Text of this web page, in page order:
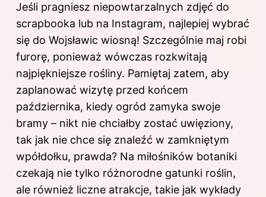
Jeśli pragniesz niepowtarzalnych zdjęć do
scrapbooka lub na Instagram, najlepiej wybrać
się do Wojsławic wiosną! Szczególnie maj robi
furorę, ponieważ wówczas rozkwitają
najpiękniejsze rośliny. Pamiętaj zatem, aby
zaplanować wizytę przed końcem
października, kiedy ogród zamyka swoje
bramy – nikt nie chciałby zostać uwięziony,
tak jak nie chce się znaleźć w zamkniętym
wpółdołku, prawda? Na miłośników botaniki
czekają nie tylko różnorodne gatunki roślin,
ale również liczne atrakcje, takie jak wykłady